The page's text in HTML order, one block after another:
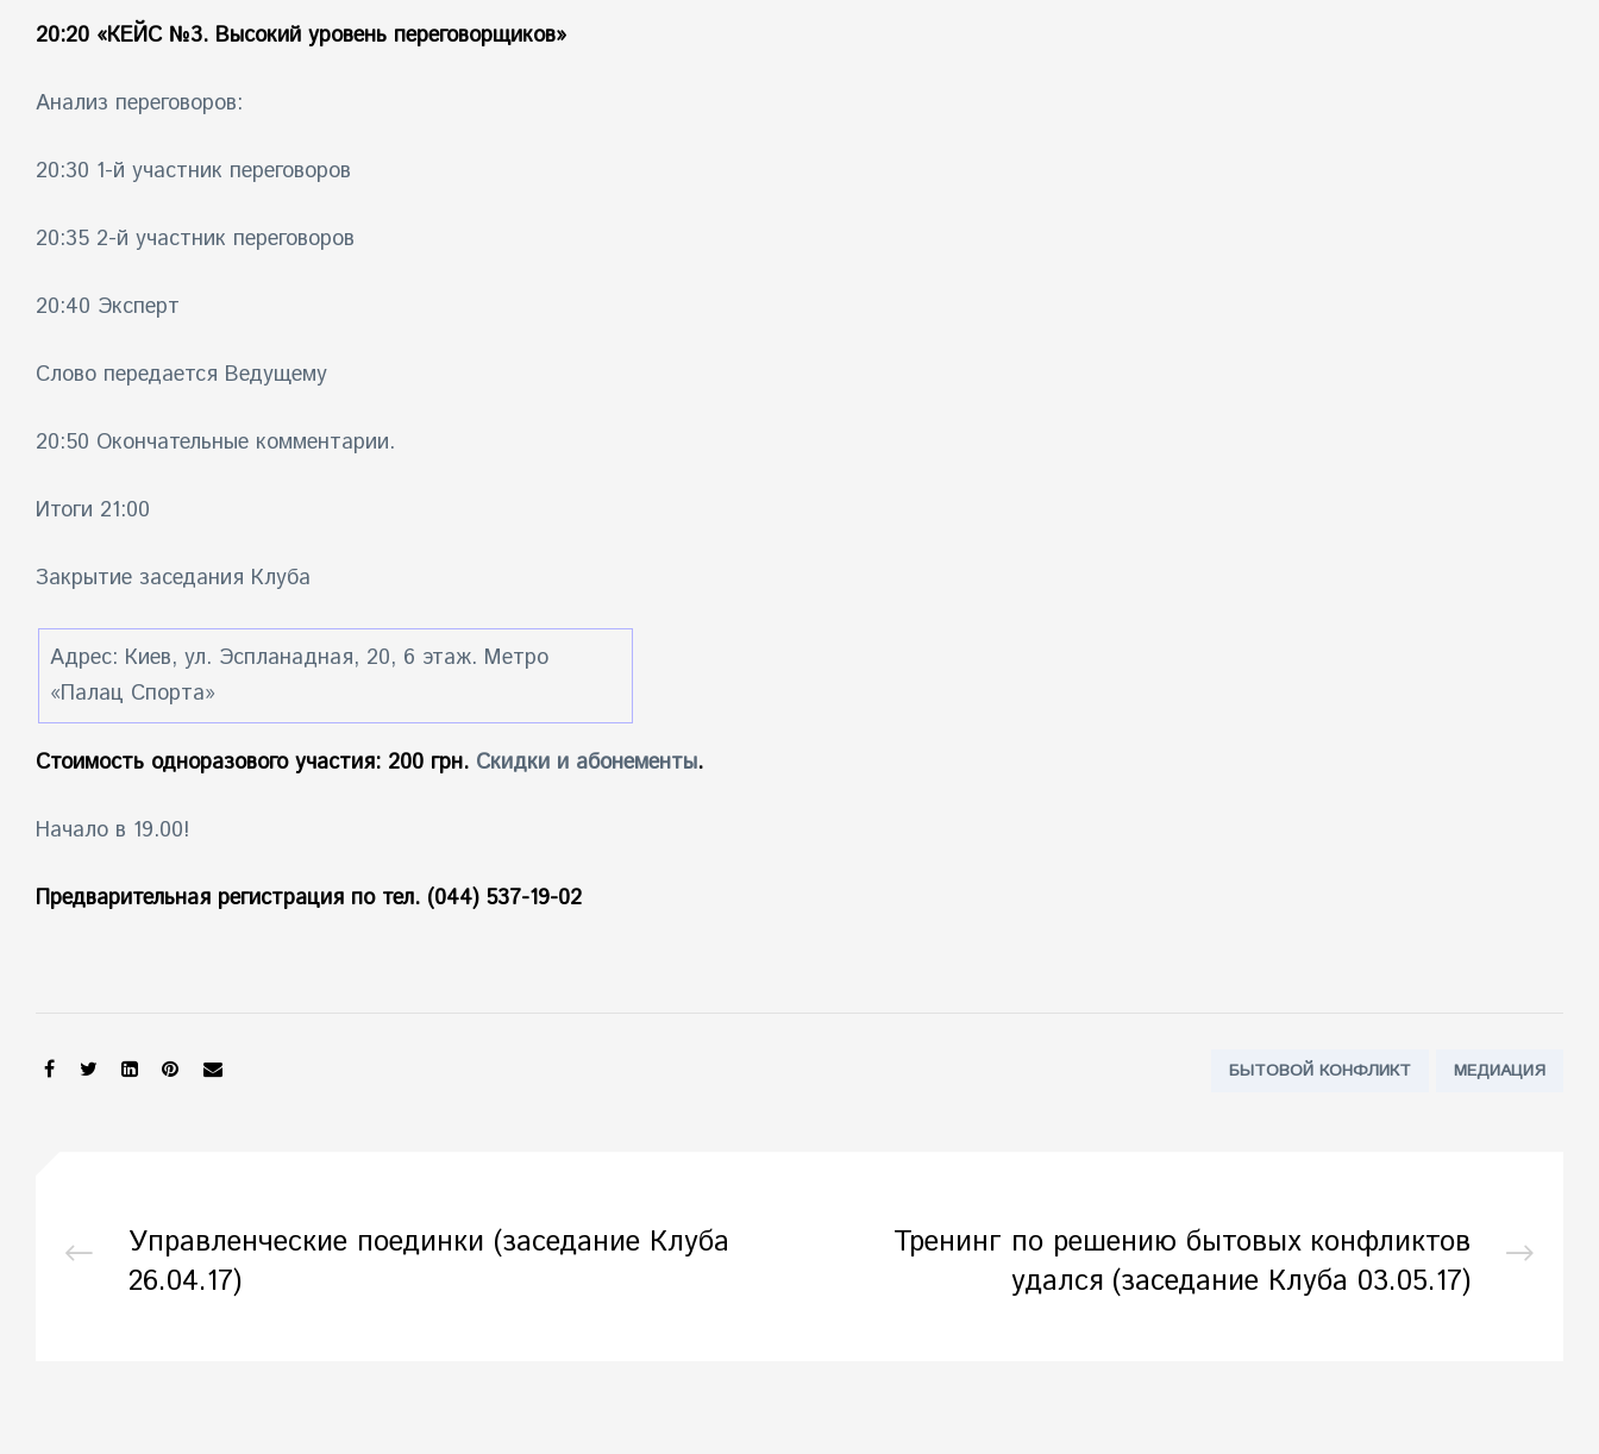
20:20 «КЕЙС №3. Высокий уровень переговорщиков»
Анализ переговоров:
20:30 1-й участник переговоров
20:35 2-й участник переговоров
20:40 Эксперт
Слово передается Ведущему
20:50 Окончательные комментарии.
Итоги 21:00
Закрытие заседания Клуба
Адрес: Киев, ул. Эспланадная, 20, 6 этаж. Метро
«Палац Спорта»
Стоимость одноразового участия: 200 грн. Скидки и абонементы.
Начало в 19.00!
Предварительная регистрация по тел. (044) 537-19-02
SHARE: Tags:
БЫТОВОЙ КОНФЛИКТ МЕДИАЦИЯ
Управленческие поединки (заседание Клуба
26.04.17)
Тренинг по решению бытовых конфликтов
удался (заседание Клуба 03.05.17)